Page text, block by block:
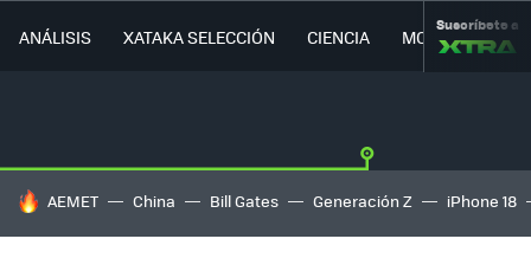
ANÁLISIS XATAKA SELECCIÓN CIENCIA MOVILIDAD
Suscríbete a
HOY SE HABLA DE
AEMET China Bill Gates Generación Z iPhone 18